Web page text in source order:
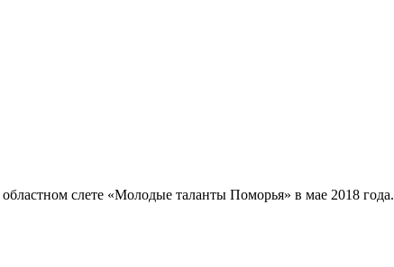
слете «Молодые таланты Поморья» в мае 2018 года.